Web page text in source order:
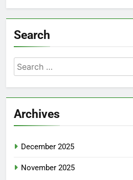
Search
Search
for:
Archives
December 2025
November 2025